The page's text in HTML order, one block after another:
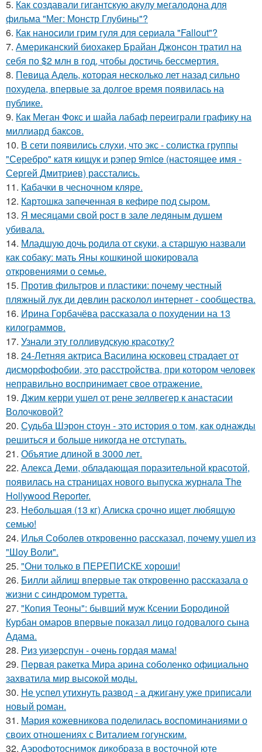
5. Как создавали гигантскую акулу мегалодона для
фильма "Мег: Монстр Глубины"?
6. Как наносили грим гуля для сериала "Fallout"?
7. Американский биохакер Брайан Джонсон тратил на
себя по $2 млн в год, чтобы достичь бессмертия.
8. Певица Адель, которая несколько лет назад сильно
похудела, впервые за долгое время появилась на
публике.
9. Как Меган Фокс и шайа лабаф переиграли графику на
миллиард баксов.
10. В сети появились слухи, что экс - солистка группы
"Серебро" катя кищук и рэпер 9mice (настоящее имя -
Сергей Дмитриев) расстались.
11. Кабачки в чесночном кляре.
12. Картошка запеченная в кефире под сыром.
13. Я месяцами свой рост в зале ледяным душем
убивала.
14. Младшую дочь родила от скуки, а старшую назвали
как собаку: мать Яны кошкиной шокировала
откровениями о семье.
15. Против фильтров и пластики: почему честный
пляжный лук ди девлин расколол интернет - сообщества.
16. Ирина Горбачёва рассказала о похудении на 13
килограммов.
17. Узнали эту голливудскую красотку?
18. 24-Летняя актриса Василина юсковец страдает от
дисморфофобии, это расстройства, при котором человек
неправильно воспринимает свое отражение.
19. Джим керри ушел от рене зеллвегер к анастасии
Волочковой?
20. Судьба Шэрон стоун - это история о том, как однажды
решиться и больше никогда не отступать.
21. Объятие длиной в 3000 лет.
22. Алекса Деми, обладающая поразительной красотой,
появилась на страницах нового выпуска журнала The
Hollywood Reporter.
23. Небольшая (13 кг) Алиска срочно ищет любящую
семью!
24. Илья Соболев откровенно рассказал, почему ушел из
"Шоу Воли".
25. "Они только в ПЕРЕПИСКЕ хороши!
26. Билли айлиш впервые так откровенно рассказала о
жизни с синдромом туретта.
27. "Копия Теоны": бывший муж Ксении Бородиной
Курбан омаров впервые показал лицо годовалого сына
Адама.
28. Риз уизерспун - очень гордая мама!
29. Первая ракетка Мира арина соболенко официально
захватила мир высокой моды.
30. Не успел утихнуть развод - а джигану уже приписали
новый роман.
31. Мария кожевникова поделилась воспоминаниями о
своих отношениях с Виталием гогунским.
32. Аэрофотоснимок дикобpaза в восточной юте